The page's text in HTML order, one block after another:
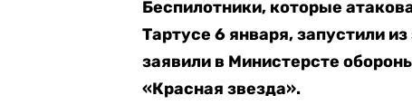
Беспилотники, которые
Тартусе 6 января, запустили
заявили в Министерсте
«Красная звезда».